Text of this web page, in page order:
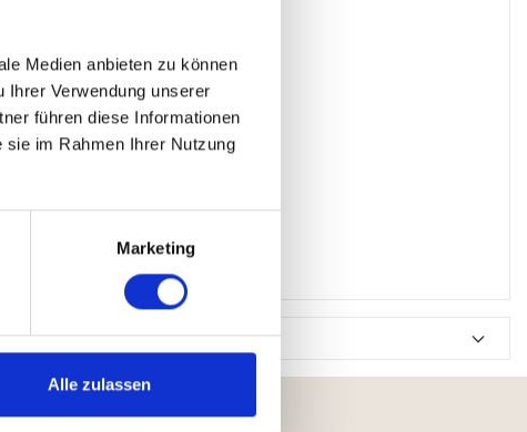
Medien anbieten zu können
Ihrer Verwendung unserer
führen diese Informationen
sie im Rahmen Ihrer Nutzung
Marketing
Alle zulassen